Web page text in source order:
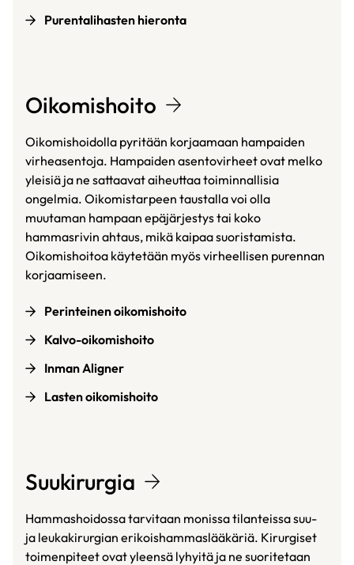
Purentalihasten hieronta
Oikomishoito
Oikomishoidolla pyritään korjaamaan hampaiden
virheasentoja. Hampaiden asentovirheet ovat melko
yleisiä ja ne sattaavat aiheuttaa toiminnallisia
ongelmia. Oikomistarpeen taustalla voi olla
muutaman hampaan epäjärjestys tai koko
hammasrivin ahtaus, mikä kaipaa suoristamista.
Oikomishoitoa käytetään myös virheellisen purennan
korjaamiseen.
Perinteinen oikomishoito
Kalvo-oikomishoito
Inman Aligner
Lasten oikomishoito
Suukirurgia
Hammashoidossa tarvitaan monissa tilanteissa suu-
ja leukakirurgian erikoishammaslääkäriä. Kirurgiset
toimenpiteet ovat yleensä lyhyitä ja ne suoritetaan